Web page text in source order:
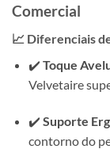
Comercial
📈 Diferenciais
✔️ Toque
Velvetaire
✔️ Suporte
contorno do